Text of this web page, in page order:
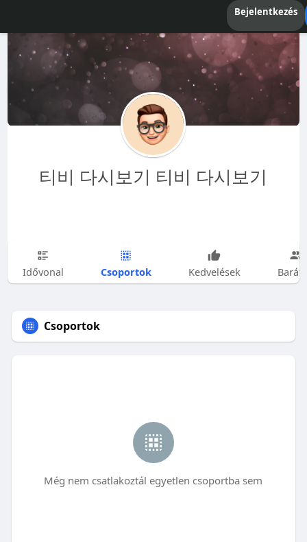
Bejelentkezés
티비 다시보기 티비 다시보기
Idővonal Csoportok Kedvelések
Csoportok
Még nem csatlakoztál egyetlen csoportba sem